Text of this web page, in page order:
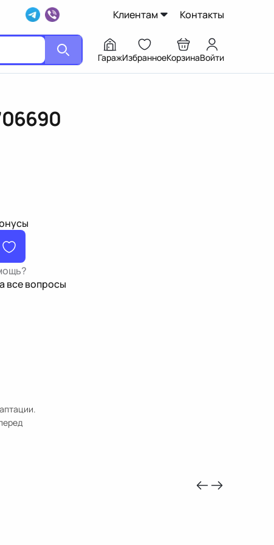
Клиентам Контакты
ГаражИзбранноеКорзинаВойти
все вопросы